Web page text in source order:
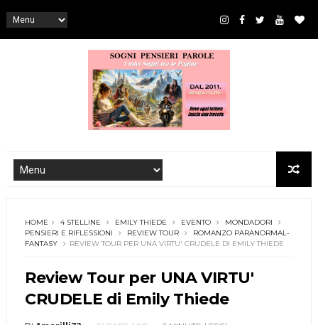
HOME 4 STELLINE EMILY THIEDE EVENTO
MONDADORI
PENSIERI E RIFLESSIONI
REVIEW TOUR
ROMANZO PARANORMAL-
FANTASY
REVIEW TOUR PER UNA VIRTU' CRUDELE DI EMILY THIEDE
Review Tour per UNA VIRTU'
CRUDELE di Emily Thiede